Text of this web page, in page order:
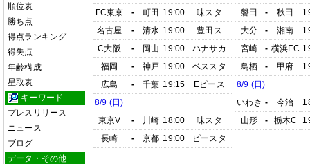
順位表
勝ち点
得点ランキング
得失点
年齢構成
星取表
キーワード
プレスリリース
ニュース
ブログ
データ・その他
FC東京
- 町田 19:00
味スタ
名古屋
- 清水 19:00
豊田ス
C大阪
- 岡山 19:00
ハナサカ
福岡
- 神戸 19:00
ベススタ
広島
- 千葉 19:15
Eピース
8/9 (日)
東京V
- 川崎 18:00
味スタ
長崎
- 京都 19:00 ピースタ
磐田
- 秋田
大分
- 湘南
宮崎
- 横浜FC
鳥栖
- 甲府
8/9 (日)
いわき - 今治
山形
- 栃木C